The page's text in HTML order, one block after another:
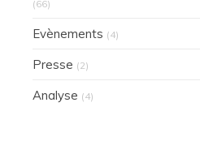
(66)
Evènements (4)
Presse (2)
Analyse (4)